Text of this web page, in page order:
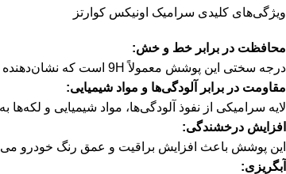
ویژگی‌های کلیدی سرامیک اونیکس کوارتز
محافظت در برابر خط و خش:
درجه سختی این پوشش معمولاً 9H است که نشان‌دهنده مقاومت بالای آن در برابر خراشیدگی است.
مقاومت در برابر آلودگی‌ها و مواد شیمیایی:
لایه سرامیکی از نفوذ آلودگی‌ها، مواد شیمیایی و
افزایش درخشندگی:
این پوشش باعث افزایش براقیت و عمق رنگ خودرو
آبگریزی: